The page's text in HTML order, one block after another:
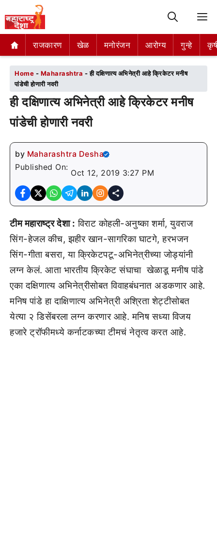
राजकारण खेळ मनोरंजन आरोग्य गुन्हे
राजकारण खेळ मनोरंजन आरोग्य गुन्हे
Home - Maharashtra -ही दक्षिणात्य अभिनेत्री आहे क्रिकेटर मनीष
पांडेची होणारी नवरी
ही दक्षिणात्य अभिनेत्री आहे क्रिकेटर मनीष
पांडेची होणारी नवरी
by Maharashtra Desha
Published On:
Oct 12, 2019 3:27 PM
टीम महाराष्ट्र देशा : विराट कोहली-अनुष्का शर्मा, युवराज
सिंग-हेजल कीच, झहीर खान-सागरिका घाटगे, हरभजन
सिंग-गीता बसरा, या क्रिकेटपटू-अभिनेत्रीच्या जोड्यांनी
लग्न केलं. आता भारतीय क्रिकेट संघाचा खेळाडू मनीष पांडे
एका दक्षिणात्य अभिनेत्रीसोबत विवाहबंधनात अडकणार आहे.
मनिष पांडे हा दाक्षिणात्य अभिनेत्री अश्रिता शेट्टीसोबत
येत्या २ डिसेंबरला लग्न करणार आहे. मनिष सध्या विजय
हजारे ट्रॉफीमध्ये कर्नाटकच्या टीमचं नेतृत्व करत आहे.